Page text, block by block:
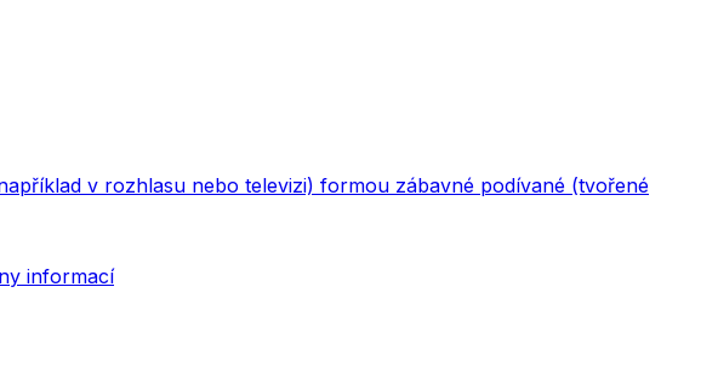
v rozhlasu nebo televizi) formou zábavné podívané (tvořené
informací